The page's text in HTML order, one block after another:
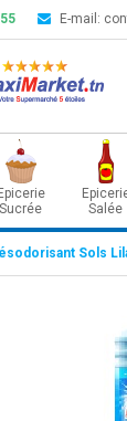
E-mail:
Epicerie
Sucrée
Salée
Sols